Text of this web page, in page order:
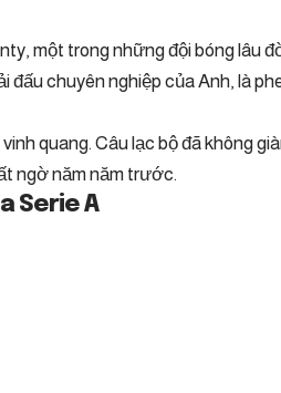
một trong những đội bóng lâu
đấu chuyên nghiệp của Anh, là
quang. Câu lạc bộ đã không
ngờ năm năm trước.
Serie A